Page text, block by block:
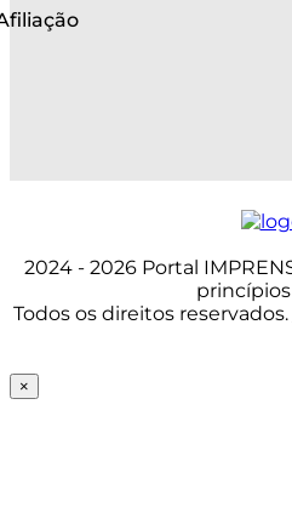
2024 - 2026 Portal
princípios
Todos os direitos reservados.
×